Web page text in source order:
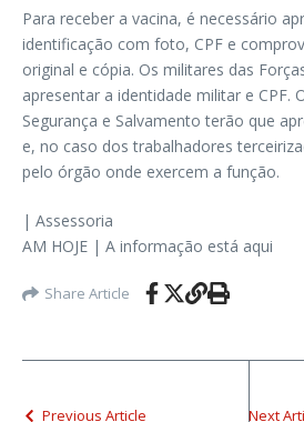
Para receber a vacina, é necessário
identificação com foto, CPF e
original e cópia. Os militares das
apresentar a identidade militar e CPF.
Segurança e Salvamento terão que
e, no caso dos trabalhadores
pelo órgão onde exercem a função.
| Assessoria
AM HOJE | A informação está aqui
Share Article
Previous Article Next